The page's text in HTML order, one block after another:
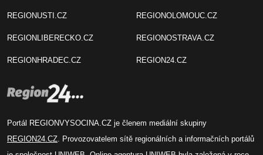
REGIONUSTI.CZ
REGIONLIBERECKO.CZ
REGIONHRADEC.CZ
REGIONOLOMOUC.CZ
REGIONOSTRAVA.CZ
REGION24.CZ
Portál REGIONVYSOCINA.CZ je členem mediální skupiny
REGION24.CZ . Provozovatelem sítě regionálních a informačních portálů